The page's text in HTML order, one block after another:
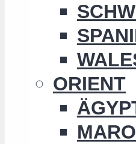
ORIENT